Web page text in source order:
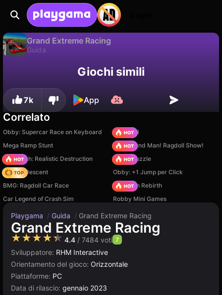
Grand Extreme Racing
Guida
Giochi simili
7k App
Correlato
Obby: Supercar Race on Keyboard
TB World
Mega Ramp Stunt
Playground Man! Ragdoll Show!
Car Crush: Realistic Destruction
Arrow Puzzle
Deadly Descent
Obby: +1 Jump per Click
BMG: Ragdoll Car Race
Stickman Rebirth
Car Legend of Crash Sim
Robby Mini Games
Playgama / Guida / Grand Extreme Racing
Grand Extreme Racing
★★★★★ 4.4 / 7484 voti 7
Sviluppatore: RHM Interactive
Orientamento del gioco: Orizzontale
Piattaforme: PC
Data di rilascio: gennaio 2023